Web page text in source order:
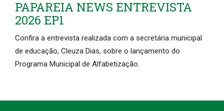
PAPAREIA NEWS ENTREVISTA
2026 EP1
Confira a entrevista realizada com a secretária municipal
de educação, Cleuza Dias, sobre o lançamento do
Programa Municipal de Alfabetização.